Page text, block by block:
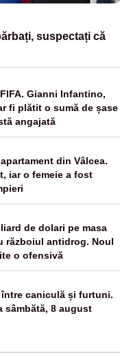
suspectați că
Gianni Infantino,
fi plătit o sumă de șase
angajată
din Vâlcea.
iar o femeie a fost
de dolari pe masa
războiul antidrog. Noul
o ofensivă
între caniculă și furtuni.
sâmbătă, 8 august